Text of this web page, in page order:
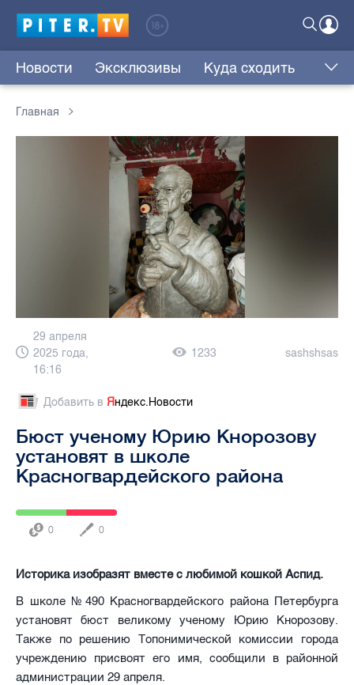
Новости Эксклюзивы Куда сходить
Главная
29 апреля
2025 года,
16:16
1233 sashshsas
Добавить в Яндекс.Новости
Бюст ученому Юрию Кнорозову
установят в школе
Красногвардейского района
0 0
Историка изобразят вместе с любимой кошкой Аспид.
В школе №490 Красногвардейского района Петербурга
установят бюст великому ученому Юрию Кнорозову.
Также по решению Топонимической комиссии города
учреждению присвоят его имя, сообщили в районной
администрации 29 апреля.